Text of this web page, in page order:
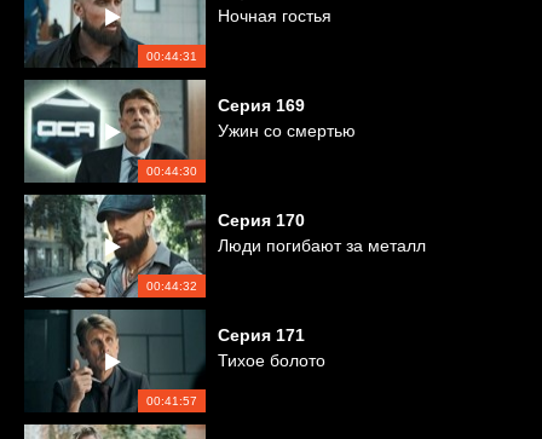
00:44:31
Ночная гостья
00:44:30
Серия 169
Ужин со смертью
00:44:32
Серия 170
Люди погибают за металл
00:41:57
Серия 171
Тихое болото